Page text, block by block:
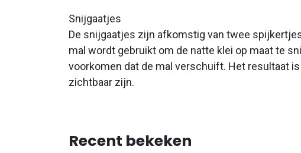
Snijgaatjes
De snijgaatjes zijn afkomstig van twee
mal wordt gebruikt om de natte klei op maat te
voorkomen dat de mal verschuift. Het resultaat
zichtbaar zijn.
Recent bekeken